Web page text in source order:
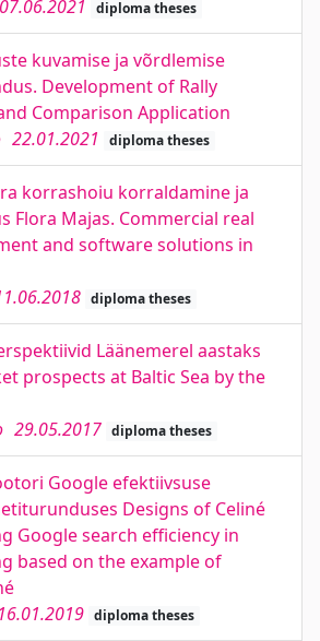
07.06.2021 diploma theses
kuvamise ja võrdlemise
Development of Rally
Comparison Application
22.01.2021 diploma theses
korrashoiu korraldamine ja
Flora Majas. Commercial real
and software solutions in
diploma theses
Läänemerel aastaks
prospects at Baltic Sea by the
29.05.2017 diploma theses
Google efektiivsuse
Designs of Celiné
Google search efficiency in
based on the example of
16.01.2019 diploma theses